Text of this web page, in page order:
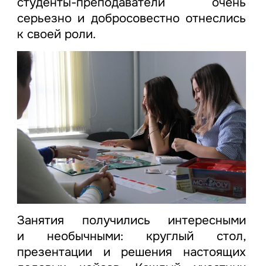
серьезно и добросовестно отнеслись
к своей роли.
Занятия получились интересными
и необычными: круглый стол,
презентации и решения настоящих